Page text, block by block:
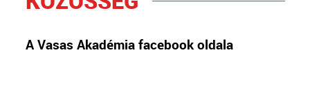
A Vasas Akadémia facebook oldala